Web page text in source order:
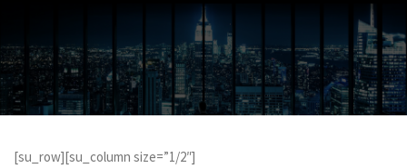
[su_row][su_column size=”1/2″]